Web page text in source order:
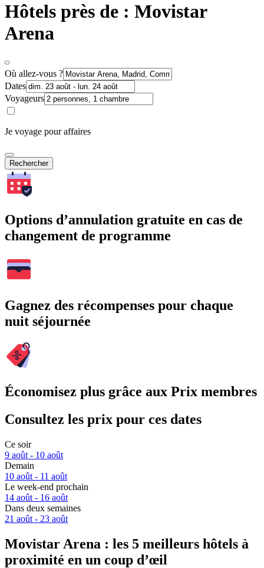
Hôtels près de : Movistar
Arena
Où allez-vous ?
Dates
Voyageurs
Je voyage pour affaires
Rechercher
Options d’annulation gratuite en cas de
changement de programme
Gagnez des récompenses pour chaque
nuit séjournée
Économisez plus grâce aux Prix membres
Consultez les prix pour ces dates
Ce soir
9 août - 10 août
Demain
10 août - 11 août
Le week-end prochain
14 août - 16 août
Dans deux semaines
21 août - 23 août
Movistar Arena : les 5 meilleurs hôtels à
proximité en un coup d’œil